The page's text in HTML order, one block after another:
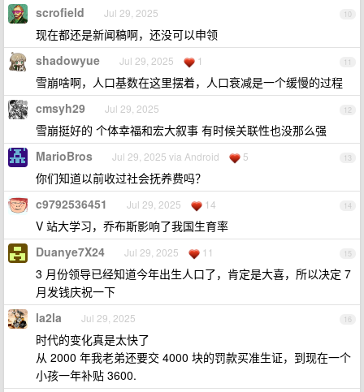
10
scrofield Jul 29, 2025
现在都还是新闻稿啊，还没可以申领
11
shadowyue Jul 29, 2025 1
雪崩啥啊，人口基数在这里摆着，人口衰减是一个缓慢的过程
12
cmsyh29 Jul 29, 2025
雪崩挺好的 个体幸福和宏大叙事 有时候关联性也没那么强
13
MarioBros Jul 29, 2025 via Android 5
你们知道以前收过社会抚养费吗？
14
c9792536451 Jul 29, 2025 14
V 站大学习，乔布斯影响了我国生育率
15
Duanye7X24 Jul 29, 2025 11
3 月份领导已经知道今年出生人口了，肯定是大喜，所以决定 7
月发钱庆祝一下
16
la2la Jul 29, 2025
时代的变化真是太快了
从 2000 年我老弟还要交 4000 块的罚款买准生证，到现在一个
小孩一年补贴 3600.